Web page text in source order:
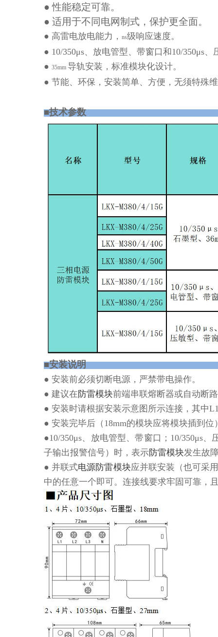
● 性能稳定可靠。
● 适用于不同电网制式，保护更全面。
● 高雷电放电能力， ns级响应速度。
● 10/350μs、放电管型、带窗口和10/350μs、
● 35mm 导轨安装，标准模块化设计。
● 节能、环保，安装简单、方便，无须特殊
■技术
■安装
● 安装前必须切断电源，严禁带电操作。
● 建议在 防雷模块前端串联熔断器或自动断
● 安装时请根据安装示意图所示连接，其中
● 安装完毕后（18mm的模块应将模块插到位
●10/350μs、放电管型、带窗口； 10/350μs、
子输出报警信号）时，表示防雷模块发生故
● 并联式电源防雷模块应并联安装（也可采
中的任意一个即可。连接线要求牢固可靠，